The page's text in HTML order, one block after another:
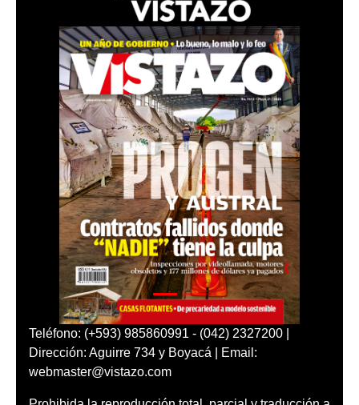
Teléfono: (+593) 985860991 - (042) 2327200 |
Dirección: Aguirre 734 y Boyacá | Email:
webmaster@vistazo.com